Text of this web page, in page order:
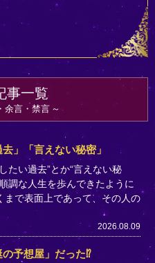
事一覧
余言・禁言
」「言えない秘密」
たい過去”とか“言えない秘
調な人生を歩んできたように
で表面上であって、その人の
2026.08.09
の予想屋」だった⁉